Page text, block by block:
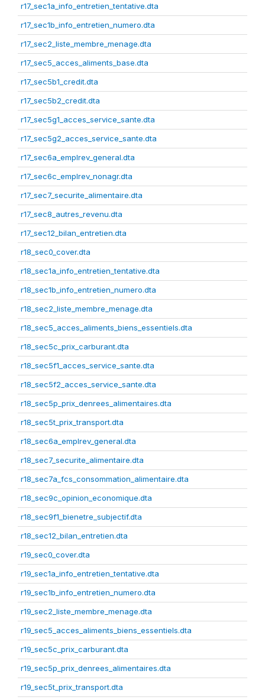
r17_sec1a_info_entretien_tentative.dta
r17_sec1b_info_entretien_numero.dta
r17_sec2_liste_membre_menage.dta
r17_sec5_acces_aliments_base.dta
r17_sec5b1_credit.dta
r17_sec5b2_credit.dta
r17_sec5g1_acces_service_sante.dta
r17_sec5g2_acces_service_sante.dta
r17_sec6a_emplrev_general.dta
r17_sec6c_emplrev_nonagr.dta
r17_sec7_securite_alimentaire.dta
r17_sec8_autres_revenu.dta
r17_sec12_bilan_entretien.dta
r18_sec0_cover.dta
r18_sec1a_info_entretien_tentative.dta
r18_sec1b_info_entretien_numero.dta
r18_sec2_liste_membre_menage.dta
r18_sec5_acces_aliments_biens_essentiels.dta
r18_sec5c_prix_carburant.dta
r18_sec5f1_acces_service_sante.dta
r18_sec5f2_acces_service_sante.dta
r18_sec5p_prix_denrees_alimentaires.dta
r18_sec5t_prix_transport.dta
r18_sec6a_emplrev_general.dta
r18_sec7_securite_alimentaire.dta
r18_sec7a_fcs_consommation_alimentaire.dta
r18_sec9c_opinion_economique.dta
r18_sec9f1_bienetre_subjectif.dta
r18_sec12_bilan_entretien.dta
r19_sec0_cover.dta
r19_sec1a_info_entretien_tentative.dta
r19_sec1b_info_entretien_numero.dta
r19_sec2_liste_membre_menage.dta
r19_sec5_acces_aliments_biens_essentiels.dta
r19_sec5c_prix_carburant.dta
r19_sec5p_prix_denrees_alimentaires.dta
r19_sec5t_prix_transport.dta